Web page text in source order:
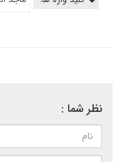
نظر شما :